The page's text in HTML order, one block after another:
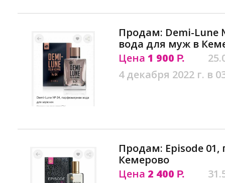
Продам: Demi-
вода для муж в
Цена 1 900 Р.
4 декабря 2022 г. в
Продам: Episode
Кемерово
Цена 2 400 Р.